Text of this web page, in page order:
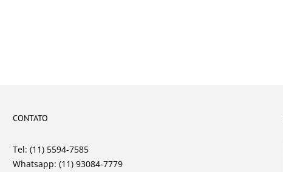
CONTATO
Tel: (11) 5594-7585
Whatsapp: (11) 93084-7779